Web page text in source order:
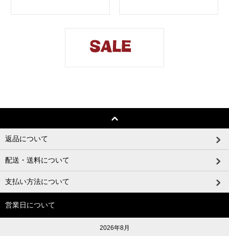
返品について
配送・送料について
支払い方法について
営業日について
2026年8月